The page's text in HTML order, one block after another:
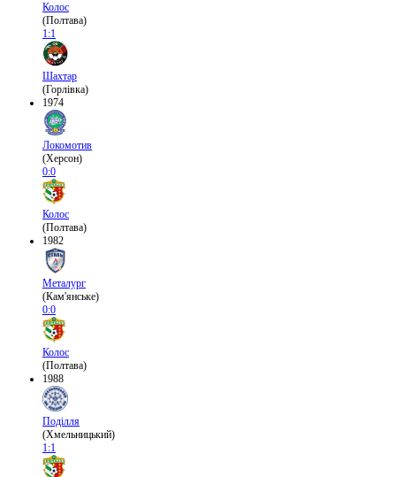
Колос
(Полтава)
1:1
Шахтар
(Горлівка)
1974
Локомотив
(Херсон)
0:0
Колос
(Полтава)
1982
Металург
(Кам'янське)
0:0
Колос
(Полтава)
1988
Поділля
(Хмельницький)
1:1